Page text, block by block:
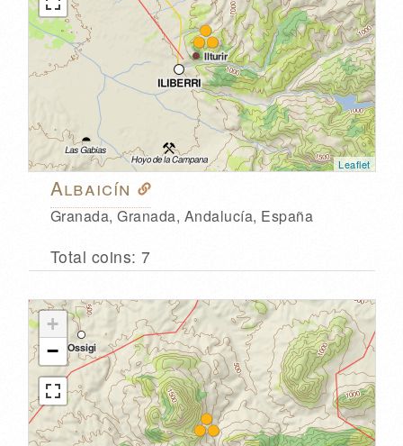
Leaflet
Albaicín
Granada, Granada, Andalucía, España
Total coins: 7
+
−